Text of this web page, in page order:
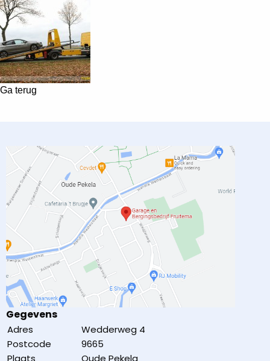
Ga terug
Gegevens
Adres
Wedderweg 4
Postcode
9665